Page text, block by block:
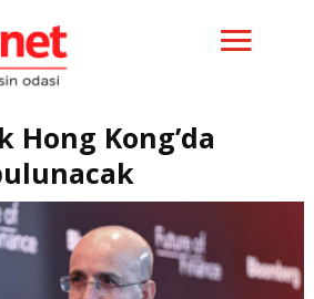
Hong Kong’da